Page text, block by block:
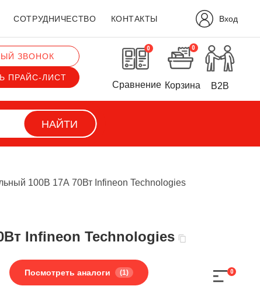
СОТРУДНИЧЕСТВО КОНТАКТЫ Вход
ЗВОНОК
ПРАЙС-ЛИСТ
0
Сравнение
0
Корзина B2B
НАЙТИ
100В 17А 70Вт Infineon Technologies
Infineon Technologies
Посмотреть аналоги (1) 0